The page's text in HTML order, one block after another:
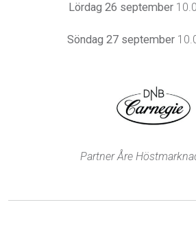
Lördag 26 september
Söndag 27 september
Partner Åre